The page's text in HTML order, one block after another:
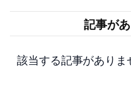
記事が
該当する記事がありま